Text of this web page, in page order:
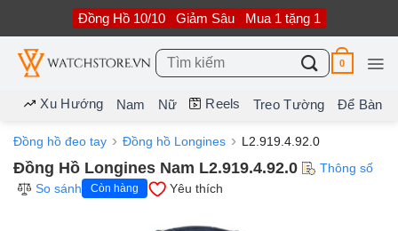
nội
dung
Đồng Hồ 10/10 Giảm Sâu Mua 1 tặng 1
Tìm
kiếm:
0
Xu Hướng Nam Nữ Reels Treo Tường Để Bàn
Đồng hồ đeo tay Đồng hồ Longines L2.919.4.92.0
Đồng Hồ Longines Nam L2.919.4.92.0
Thông số
So sánh
Còn hàng Yêu thích